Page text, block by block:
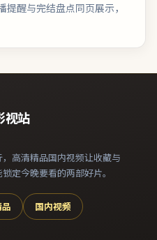
醒与完结盘点同页展示，
视站
高清精品国内视频让收藏与
定今晚要看的两部好片。
国内视频